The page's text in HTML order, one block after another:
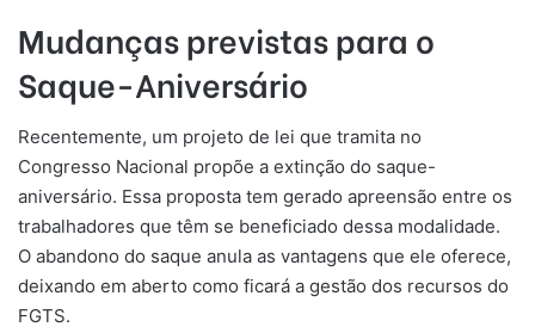
Mudanças previstas para o
Saque-Aniversário
Recentemente, um projeto de lei que tramita no
Congresso Nacional propõe a extinção do saque-
aniversário. Essa proposta tem gerado apreensão entre os
trabalhadores que têm se beneficiado dessa modalidade.
O abandono do saque anula as vantagens que ele oferece,
deixando em aberto como ficará a gestão dos recursos do
FGTS.